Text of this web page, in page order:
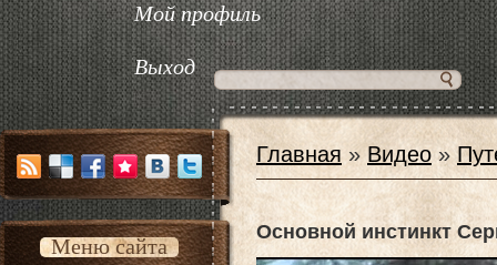
Мой профиль
Выход
Меню сайта
Главная »Видео »
Основной инстинкт